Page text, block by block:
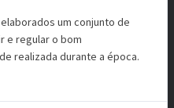
um conjunto de
e regular o bom
realizada durante a época.